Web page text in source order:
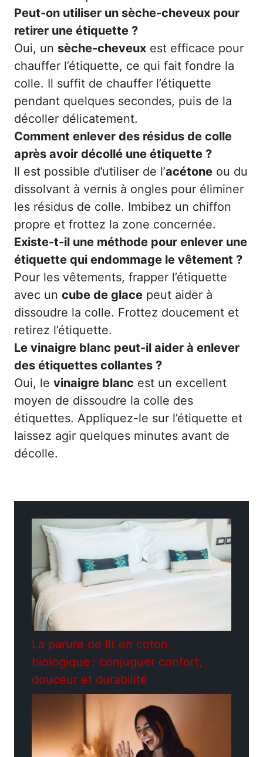
Peut-on utiliser un sèche-cheveux pour
retirer une étiquette ?
Oui, un sèche-cheveux est efficace pour
chauffer l’étiquette, ce qui fait fondre la
colle. Il suffit de chauffer l’étiquette
pendant quelques secondes, puis de la
décoller délicatement.
Comment enlever des résidus de colle
après avoir décollé une étiquette ?
Il est possible d’utiliser de l’acétone ou du
dissolvant à vernis à ongles pour éliminer
les résidus de colle. Imbibez un chiffon
propre et frottez la zone concernée.
Existe-t-il une méthode pour enlever une
étiquette qui endommage le vêtement ?
Pour les vêtements, frapper l’étiquette
avec un cube de glace peut aider à
dissoudre la colle. Frottez doucement et
retirez l’étiquette.
Le vinaigre blanc peut-il aider à enlever
des étiquettes collantes ?
Oui, le vinaigre blanc est un excellent
moyen de dissoudre la colle des
étiquettes. Appliquez-le sur l’étiquette et
laissez agir quelques minutes avant de
décolle.
La parure de lit en coton
biologique : conjuguer confort,
douceur et durabilité